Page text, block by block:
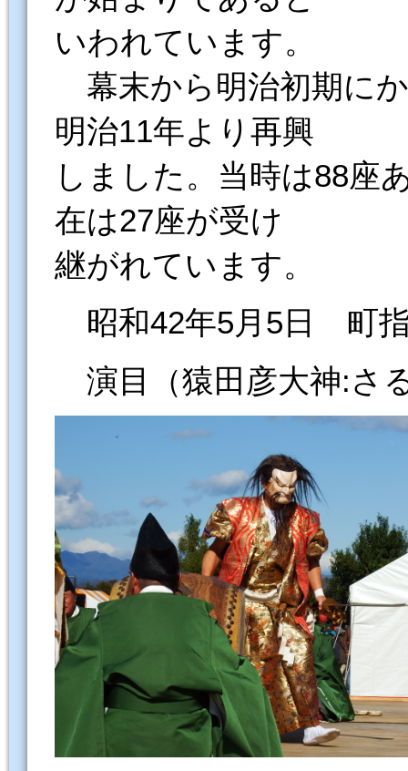
いわれています。
幕末から明治初期に
明治11年より再興
しました。当時は88座
在は27座が受け
継がれています。
昭和42年5月5日 町指
演目（猿田彦大神:さ